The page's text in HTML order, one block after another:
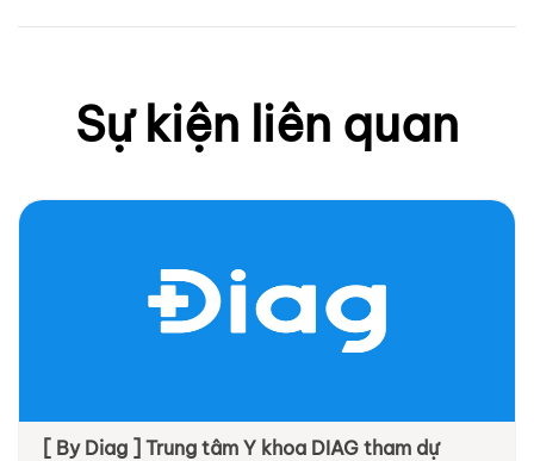
Sự kiện liên quan
[ By Diag ] Trung tâm Y khoa DIAG tham dự